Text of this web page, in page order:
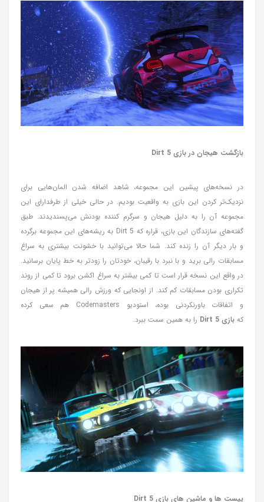
بازگشت هیجان در بازی Dirt 5
در نسخه‌های پیشین این مجموعه، شاهد اضافه شدن المان‌هایی برای
نزدیک‌تر کردن این بازی به واقعیت بودیم. در حالی خیلی از طرفدارای این
مجموعه آن را به دلیل هیجان و سرگرم کننده بودنش می‌پسندیدند. طبق
گفته‌های سازندگان این بازی، قراره که Dirt 5 به ریشه‌های این مجموعه برگرده
و بار دیگر آن را زنده کند. شما حالا می‌توانید با خشونت بیشتری به سراغ
مسابقات رالی برید و با نبرد با رقیبان، خودتان را زودتر به خط پایان برسانید.
در واقع این نسخه قرار است تا کمی بیشتر به سراغ اکشن برود تا کمی از روند
تکراری بودن مسابقات کم کند. از اونجایی که ورزش رالی همیشه پر از هیجان
و اتفاقات باورنکردنی بوده، استودیو Codemasters هم سعی کرده
که بازی Dirt 5 را به همین سمت ببرد.
پیست ها و ماشین های بازی Dirt 5